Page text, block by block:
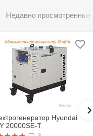
Недавно просмотренные
Hyundai
20000SE-T